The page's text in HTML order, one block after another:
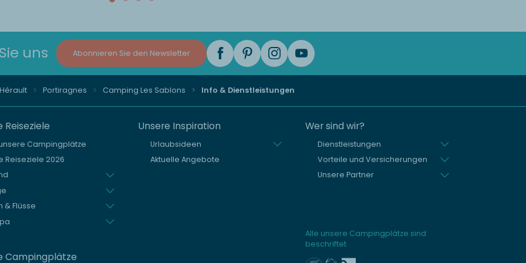
uns Abonnieren Sie den Newsletter
Hérault Portiragnes Camping Les Sablons Info & Dienstleistungen
Reiseziele
Campingplätze
Reiseziele 2026
& Flüsse
Campingplätze
Unsere Inspiration
Urlaubsideen
Aktuelle Angebote
Wer sind wir?
Dienstleistungen
Vorteile und Versicherungen
Unsere Partner
Alle unsere Campingplätze sind
beschriftet